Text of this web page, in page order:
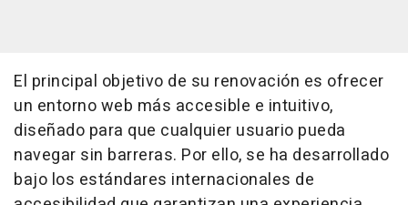
El principal objetivo de su renovación es ofrecer
un entorno web más accesible e intuitivo,
diseñado para que cualquier usuario pueda
navegar sin barreras. Por ello, se ha desarrollado
bajo los estándares internacionales de